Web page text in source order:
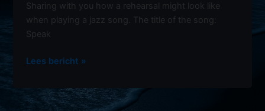
Sharing with you how a rehearsal might look like
when playing a jazz song. The title of the song:
Speak
Rehearsal
jazz
Lees bericht »